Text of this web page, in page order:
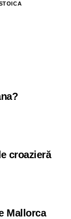
croazieră
Mallorca